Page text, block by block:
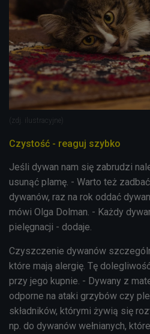
(zdj. ilustracyjne)
Czystość - reaguj szybko
Jeśli dywan nam się zabrudzi
usunąć plamę. - Warto też
dywanów, raz na rok oddać
mówi Olga Dolman. - Każdy
pielęgnacji - dodaje.
Czyszczenie dywanów
które mają alergię. Tę
przy jego kupnie. - Dywany z
odporne na ataki grzybów czy
składników, którymi żywią się
np. do dywanów wełnianych,